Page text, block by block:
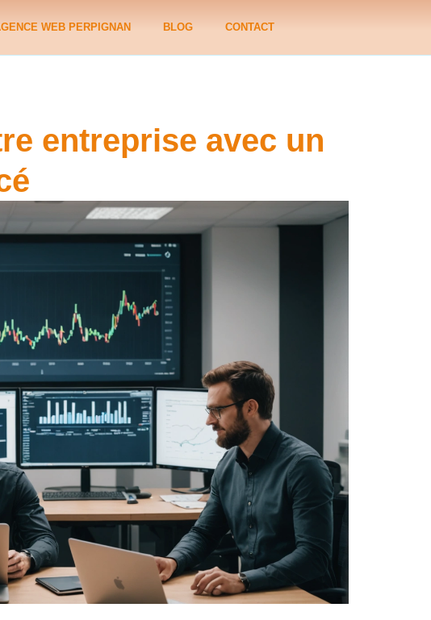
WEB PERPIGNAN BLOG CONTACT
entreprise avec un